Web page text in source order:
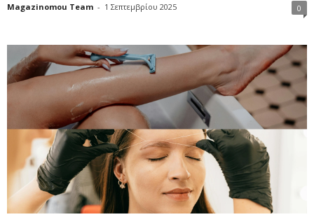
Magazinomou Team - 1 Σεπτεμβρίου 2025 0